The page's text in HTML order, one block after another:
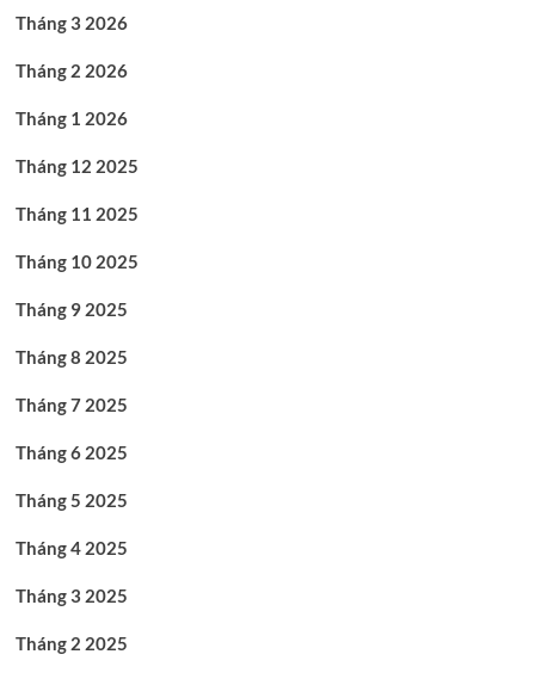
Tháng 3 2026
Tháng 2 2026
Tháng 1 2026
Tháng 12 2025
Tháng 11 2025
Tháng 10 2025
Tháng 9 2025
Tháng 8 2025
Tháng 7 2025
Tháng 6 2025
Tháng 5 2025
Tháng 4 2025
Tháng 3 2025
Tháng 2 2025